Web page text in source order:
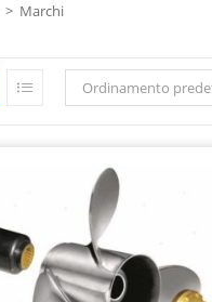
> Marchi
Ordinamento